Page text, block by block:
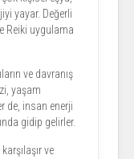
yayar. Değerli
Reiki uygulama
ve davranış
yaşam
de, insan enerji
gidip gelirler.
ve